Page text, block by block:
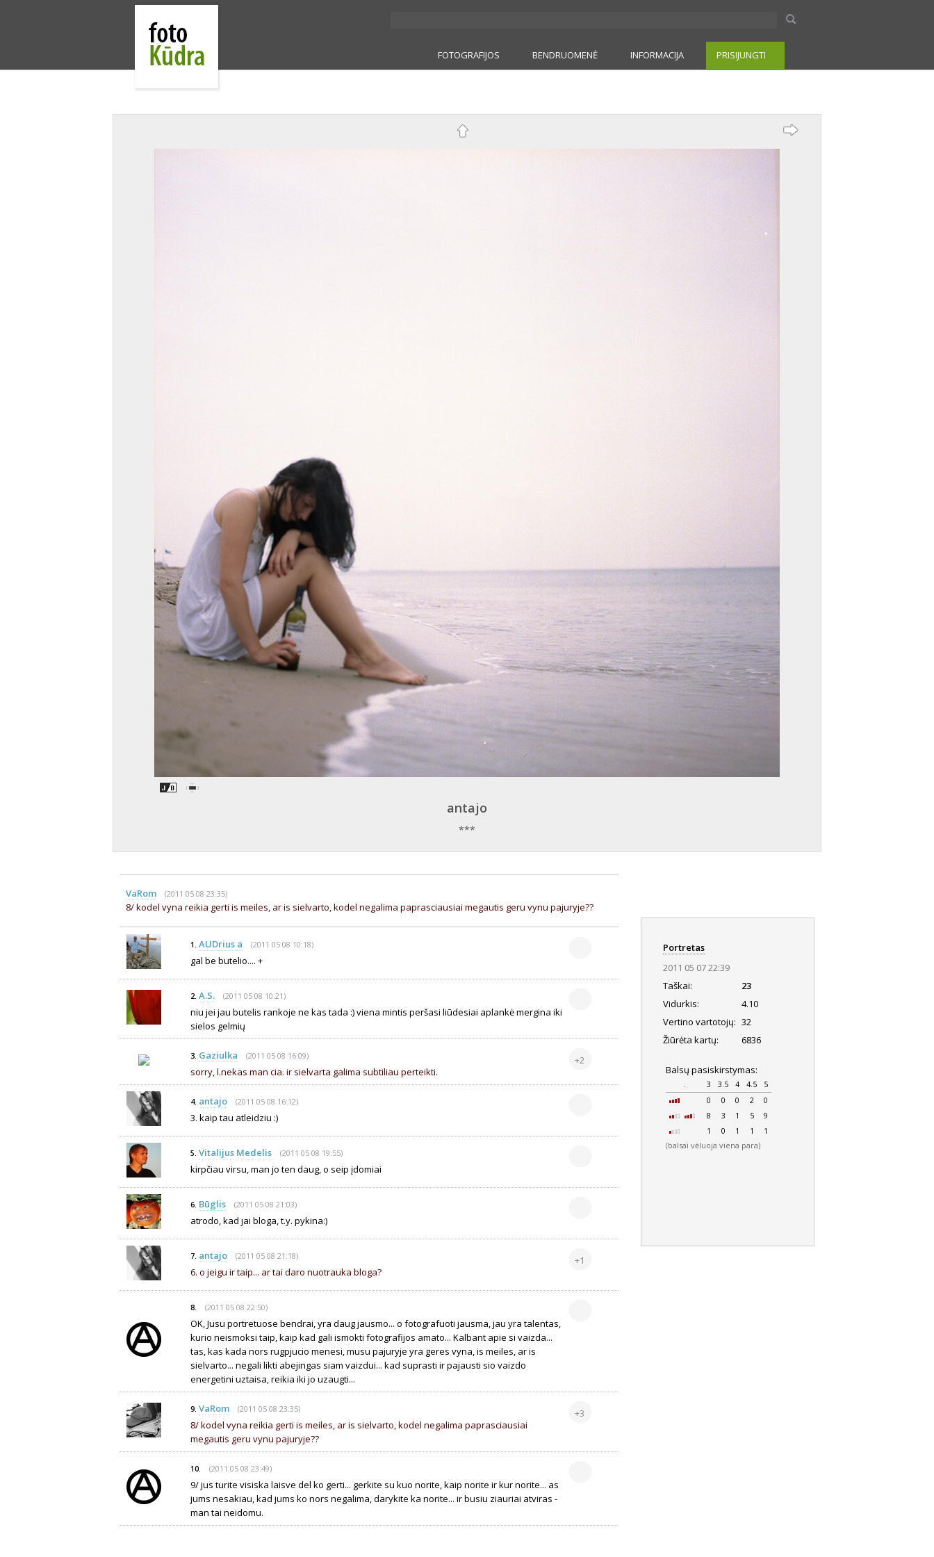
FOTOGRAFIJOS BENDRUOMENĖ INFORMACIJA PRISIJUNGTI
antajo
***
VaRom (2011 05 08 23:35)
8/ kodel vyna reikia gerti is meiles, ar is sielvarto, kodel negalima paprasciausiai megautis geru vynu pajuryje??
1. AUDrius a (2011 05 08 10:18)
gal be butelio.... +
2. A.S. (2011 05 08 10:21)
niu jei jau butelis rankoje ne kas tada :) viena mintis peršasi liūdesiai aplankė mergina iki
sielos gelmių
3. Gaziulka (2011 05 08 16:09)
sorry, l.nekas man cia. ir sielvarta galima subtiliau perteikti.
+2
4. antajo (2011 05 08 16:12)
3. kaip tau atleidziu :)
5. Vitalijus Medelis (2011 05 08 19:55)
kirpčiau virsu, man jo ten daug, o seip įdomiai
6. Būglis (2011 05 08 21:03)
atrodo, kad jai bloga, t.y. pykina:)
7. antajo (2011 05 08 21:18)
6. o jeigu ir taip... ar tai daro nuotrauka bloga?
+1
8. (2011 05 08 22:50)
OK, Jusu portretuose bendrai, yra daug jausmo... o fotografuoti jausma, jau yra talentas,
kurio neismoksi taip, kaip kad gali ismokti fotografijos amato... Kalbant apie si vaizda...
tas, kas kada nors rugpjucio menesi, musu pajuryje yra geres vyna, is meiles, ar is
sielvarto... negali likti abejingas siam vaizdui... kad suprasti ir pajausti sio vaizdo
energetini uztaisa, reikia iki jo uzaugti...
9. VaRom (2011 05 08 23:35)
8/ kodel vyna reikia gerti is meiles, ar is sielvarto, kodel negalima paprasciausiai
megautis geru vynu pajuryje??
+3
10. (2011 05 08 23:49)
9/ jus turite visiska laisve del ko gerti... gerkite su kuo norite, kaip norite ir kur norite... as
jums nesakiau, kad jums ko nors negalima, darykite ka norite... ir busiu ziauriai atviras -
man tai neidomu.
Portretas
2011 05 07 22:39
Taškai:
23
Vidurkis:
4.10
Vertino vartotojų: 32
Žiūrėta kartų:
6836
Balsų pasiskirstymas:
. 3 3.5 4 4.5
5
0
0 0 2
0
8
3 1 5
9
1
0 1 1 1
(balsai vėluoja viena para)